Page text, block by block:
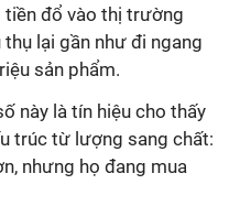
đổ vào thị trường
lại gần như đi ngang
sản phẩm.
này là tín hiệu cho thấy
trúc từ lượng sang chất:
nhưng họ đang mua